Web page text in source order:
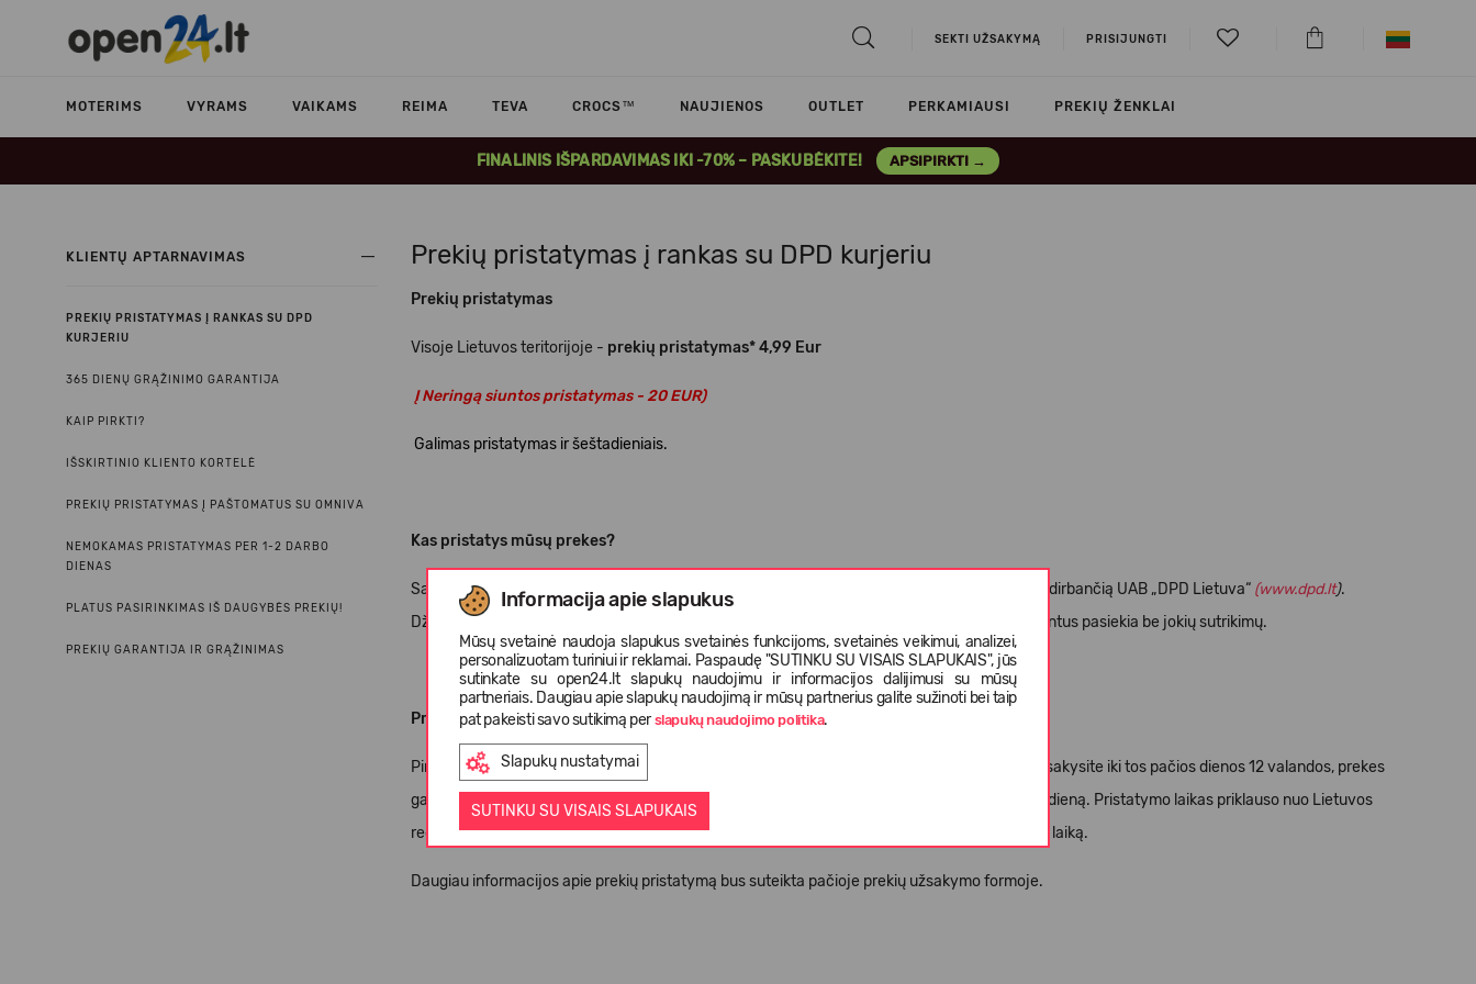
SEKTI UŽSAKYMĄ PRISIJUNGTI
MOTERIMS VYRAMS VAIKAMS REIMA TEVA CROCS™ NAUJIENOS OUTLET PERKAMIAUSI PREKIŲ ŽENKLAI
FINALINIS IŠPARDAVIMAS IKI -70% – PASKUBĖKITE! APSIPIRKTI →
Informacija apie slapukus
Mūsų svetainė naudoja slapukus svetainės funkcijoms, svetainės veikimui, analizei,
personalizuotam turiniui ir reklamai. Paspaudę "SUTINKU SU VISAIS SLAPUKAIS", jūs
sutinkate su open24.lt slapukų naudojimu ir informacijos dalijimusi su mūsų
partneriais. Daugiau apie slapukų naudojimą ir mūsų partnerius galite sužinoti bei taip
pat pakeisti savo sutikimą per slapukų naudojimo politika.
Slapukų nustatymai
SUTINKU SU VISAIS SLAPUKAIS
KLIENTŲ APTARNAVIMAS
PREKIŲ PRISTATYMAS Į RANKAS SU DPD
KURJERIU
365 DIENŲ GRĄŽINIMO GARANTIJA
KAIP PIRKTI?
IŠSKIRTINIO KLIENTO KORTELĖ
PREKIŲ PRISTATYMAS Į PAŠTOMATUS SU OMNIVA
NEMOKAMAS PRISTATYMAS PER 1-2 DARBO
DIENAS
PLATUS PASIRINKIMAS IŠ DAUGYBĖS PREKIŲ!
PREKIŲ GARANTIJA IR GRĄŽINIMAS
Prekių pristatymas į rankas su DPD kurjeriu
Prekių pristatymas
Visoje Lietuvos teritorijoje - prekių pristatymas*4,99 Eur
Į Neringą siuntos pristatymas - 20 EUR)
Galimas pristatymas ir šeštadieniais.
Kas pristatys mūsų prekes?
Savo prekių gabenimo partneriu pasirinkome rinkos lyderę, jau daugiau kaip 15 m. sėkmingai dirbančią UAB „DPD Lietuva“ (www.dpd.lt).
Džiaugiamės, kad neapsirikome pasirinkdami šį partnerį - daugiau kaip 99 % mūsų siuntų klientus pasiekia be jokių sutrikimų.
Pristatymo laikas
Pirkdami mūsų parduotuvėje, 99% atvejų prekes gausite per 1-2 darbo dienas. Jei prekes užsakysite iki tos pačios dienos 12 valandos, prekes
gausite jau kitą darbo dieną, jei po 12-os valandos – siuntinys bus atgabentas dar kitą darbo dieną. Pristatymo laikas priklauso nuo Lietuvos
regiono, tad kai kurių miestų ir vietovių gyventojai pirkdami gali pasirinkti tikslesnį pristatymo laiką.
Daugiau informacijos apie prekių pristatymą bus suteikta pačioje prekių užsakymo formoje.